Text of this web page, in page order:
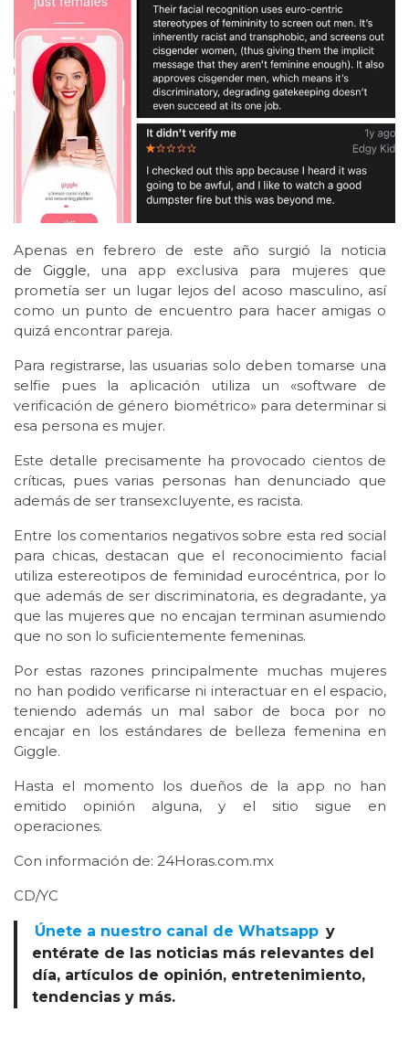
Apenas en febrero de este año surgió la noticia
de Giggle, una app exclusiva para mujeres que
prometía ser un lugar lejos del acoso masculino, así
como un punto de encuentro para hacer amigas o
quizá encontrar pareja.
Para registrarse, las usuarias solo deben tomarse una
selfie pues la aplicación utiliza un «software de
verificación de género biométrico» para determinar si
esa persona es mujer.
Este detalle precisamente ha provocado cientos de
críticas, pues varias personas han denunciado que
además de ser transexcluyente, es racista.
Entre los comentarios negativos sobre esta red social
para chicas, destacan que el reconocimiento facial
utiliza estereotipos de feminidad eurocéntrica, por lo
que además de ser discriminatoria, es degradante, ya
que las mujeres que no encajan terminan asumiendo
que no son lo suficientemente femeninas.
Por estas razones principalmente muchas mujeres
no han podido verificarse ni interactuar en el espacio,
teniendo además un mal sabor de boca por no
encajar en los estándares de belleza femenina en
Giggle.
Hasta el momento los dueños de la app no han
emitido opinión alguna, y el sitio sigue en
operaciones.
Con información de: 24Horas.com.mx
CD/YC
Únete a nuestro canal de Whatsapp y
entérate de las noticias más relevantes del
día, artículos de opinión, entretenimiento,
tendencias y más.